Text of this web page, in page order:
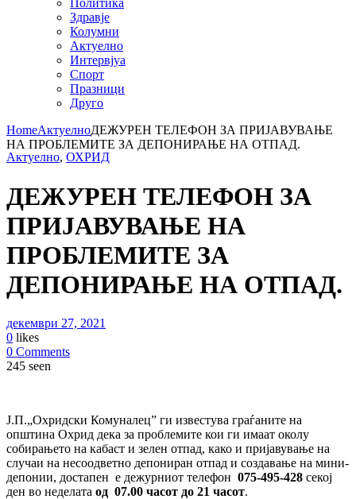
Политика
Здравје
Колумни
Актуелно
Интервјуа
Спорт
Празници
Друго
HomeАктуелноДЕЖУРЕН ТЕЛЕФОН ЗА ПРИЈАВУВАЊЕ
НА ПРОБЛЕМИТЕ ЗА ДЕПОНИРАЊЕ НА ОТПАД.
Актуелно, ОХРИД
ДЕЖУРЕН ТЕЛЕФОН ЗА
ПРИЈАВУВАЊЕ НА
ПРОБЛЕМИТЕ ЗА
ДЕПОНИРАЊЕ НА ОТПАД.
декември 27, 2021
0 likes
0 Comments
245 seen
Ј.П.„Охридски Комуналец” ги известува граѓаните на
општина Охрид дека за проблемите кои ги имаат околу
собирањето на кабаст и зелен отпад, како и пријавување на
случаи на несоодветно депониран отпад и создавање на мини-
депонии, достапен е дежурниот телефон 075-495-428 секој
ден во неделата од 07.00 часот до 21 часот.